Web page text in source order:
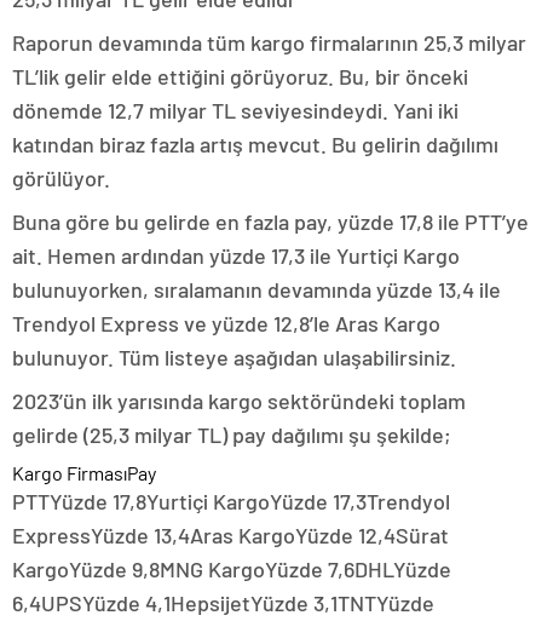
Raporun devamında tüm kargo firmalarının 25,3 milyar
TL’lik gelir elde ettiğini görüyoruz. Bu, bir önceki
dönemde 12,7 milyar TL seviyesindeydi. Yani iki
katından biraz fazla artış mevcut. Bu gelirin dağılımı
görülüyor.
Buna göre bu gelirde en fazla pay, yüzde 17,8 ile PTT’ye
ait. Hemen ardından yüzde 17,3 ile Yurtiçi Kargo
bulunuyorken, sıralamanın devamında yüzde 13,4 ile
Trendyol Express ve yüzde 12,8’le Aras Kargo
bulunuyor. Tüm listeye aşağıdan ulaşabilirsiniz.
2023’ün ilk yarısında kargo sektöründeki toplam
gelirde (25,3 milyar TL) pay dağılımı şu şekilde;
Kargo FirmasıPay
PTTYüzde 17,8Yurtiçi KargoYüzde 17,3Trendyol
ExpressYüzde 13,4Aras KargoYüzde 12,4Sürat
KargoYüzde 9,8MNG KargoYüzde 7,6DHLYüzde
6,4UPSYüzde 4,1HepsijetYüzde 3,1TNTYüzde